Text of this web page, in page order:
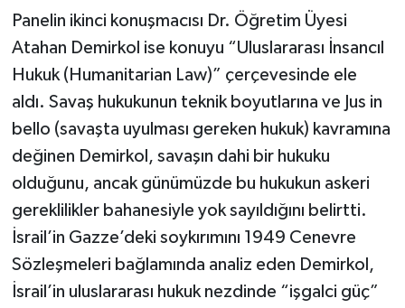
Panelin ikinci konuşmacısı Dr. Öğretim Üyesi
Atahan Demirkol ise konuyu “Uluslararası İnsancıl
Hukuk (Humanitarian Law)” çerçevesinde ele
aldı. Savaş hukukunun teknik boyutlarına ve Jus in
bello (savaşta uyulması gereken hukuk) kavramına
değinen Demirkol, savaşın dahi bir hukuku
olduğunu, ancak günümüzde bu hukukun askeri
gereklilikler bahanesiyle yok sayıldığını belirtti.
İsrail’in Gazze’deki soykırımını 1949 Cenevre
Sözleşmeleri bağlamında analiz eden Demirkol,
İsrail’in uluslararası hukuk nezdinde “işgalci güç”